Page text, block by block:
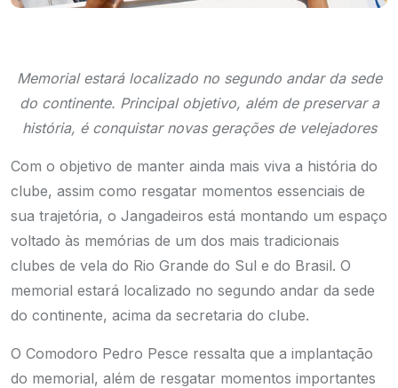
Memorial estará localizado no segundo andar da sede
do continente. Principal objetivo, além de preservar a
história, é conquistar novas gerações de velejadores
Com o objetivo de manter ainda mais viva a história do
clube, assim como resgatar momentos essenciais de
sua trajetória, o Jangadeiros está montando um espaço
voltado às memórias de um dos mais tradicionais
clubes de vela do Rio Grande do Sul e do Brasil. O
memorial estará localizado no segundo andar da sede
do continente, acima da secretaria do clube.
O Comodoro Pedro Pesce ressalta que a implantação
do memorial, além de resgatar momentos importantes